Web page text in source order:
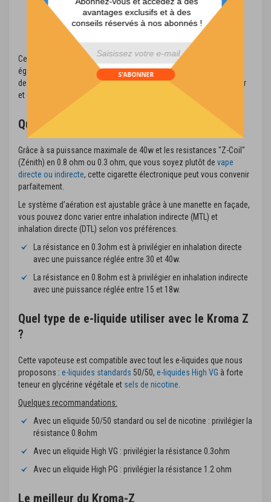
div id="mp-popup-template5">
avantages exclusifs et à des
conseils réservés à nos abonnés !
S'ABONNER
Ce mode permet de simplifier la configuration du pod. Vous avez
également la possibilité d'ajuster manuellement la puissance, afin
de trouver rapidement votre équilibre idéal de production de vapeur
et de saveur.
Quelle résistance utiliser?
Grâce à sa puissance maximale de 40w et les resistances "Z-Coil"
(Zénith) en 0.8 ohm ou 0.3 ohm, que vous soyez plutôt de vape
directe ou indirecte, cette cigarette électronique peut vous convenir
parfaitement.
Le système d’aération est ajustable grâce à une manette en façade,
vous pouvez donc varier entre inhalation indirecte (MTL) et
inhalation directe (DTL) selon vos préférences.
La résistance en 0.3ohm est à privilégier en inhalation directe
avec une puissance réglée entre 30 et 40w.
La résistance en 0.8ohm est à privilégier en inhalation indirecte
avec une puissance réglée entre 15 et 18w.
Quel type de e-liquide utiliser avec le Kroma Z
?
Cette vapoteuse est compatible avec tout les e-liquides que nous
proposons : e-liquides standards 50/50, e-liquides High VG à forte
teneur en glycérine végétale et sels de nicotine.
Quelques recommandations:
Avec un eliquide 50/50 standard ou sel de nicotine : privilégier la
résistance 0.8ohm
Avec un eliquide High VG : privilégier la résistance 0.3ohm
Avec un eliquide High PG : privilégier la résistance 1.2 ohm
Le meilleur du Kroma-Z